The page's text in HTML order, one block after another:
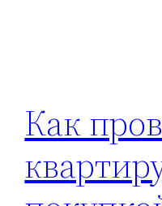
Как